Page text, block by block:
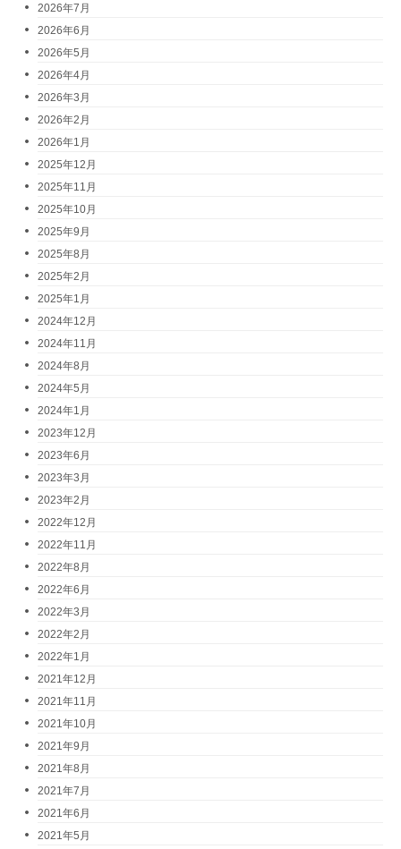
2026年7月
2026年6月
2026年5月
2026年4月
2026年3月
2026年2月
2026年1月
2025年12月
2025年11月
2025年10月
2025年9月
2025年8月
2025年2月
2025年1月
2024年12月
2024年11月
2024年8月
2024年5月
2024年1月
2023年12月
2023年6月
2023年3月
2023年2月
2022年12月
2022年11月
2022年8月
2022年6月
2022年3月
2022年2月
2022年1月
2021年12月
2021年11月
2021年10月
2021年9月
2021年8月
2021年7月
2021年6月
2021年5月